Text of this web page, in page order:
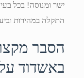
ישר ומנוסה! בכל
התקלה במהירות
הסבר
באשדוד על